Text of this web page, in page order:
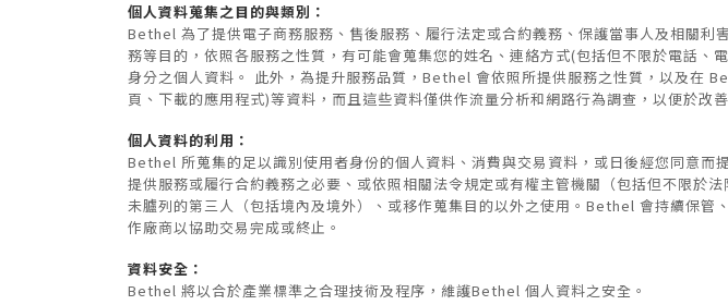
個人資料蒐集之目的與類別：
Bethel 為了提供電子商務服務、售後服務、履行法定或合約義務、保護當事人及相關
務等目的，依照各服務之性質，有可能會蒐集您的姓名、連絡方式(包括但不限於電話
身分之個人資料。 此外，為提升服務品質，Bethel 會依照所提供服務之性質，以及在
頁、下載的應用程式)等資料，而且這些資料僅供作流量分析和網路行為調查，以便於
個人資料的利用：
Bethel 所蒐集的足以識別使用者身份的個人資料、消費與交易資料，或日後經您同意
提供服務或履行合約義務之必要、或依照相關法令規定或有權主管機關（包括但不限
未臚列的第三人（包括境內及境外）、或移作蒐集目的以外之使用。Bethel 會持續保
作廠商以協助交易完成或終止。
資料安全：
Bethel 將以合於產業標準之合理技術及程序，維護Bethel 個人資料之安全。